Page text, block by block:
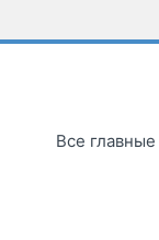
Все